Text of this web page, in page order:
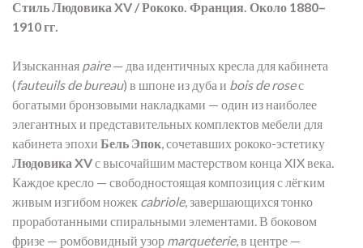
Стиль Людовика XV / Рококо. Франция. Около 1880–
1910 гг.
Изысканная paire— два идентичных кресла для кабинета
(fauteuils de bureau) в шпоне из дуба и bois de roseс
богатыми бронзовыми накладками — один из наиболее
элегантных и представительных комплектов мебели для
кабинета эпохи Бель Эпок, сочетавших рококо-эстетику
Людовика XVс высочайшим мастерством конца XIX века.
Каждое кресло — свободностоящая композиция с лёгким
живым изгибом ножек cabriole, завершающихся тонко
проработанными спиральными элементами. В боковом
фризе — ромбовидный узор marqueterie, в центре —